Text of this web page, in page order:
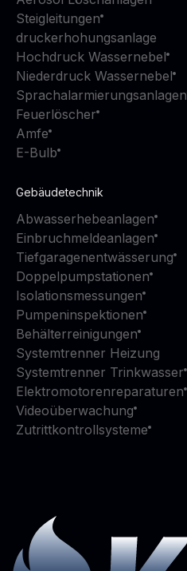
Steigleitungen
druckerhohungsanlage
Hochdruck Wassernebel
Niederdruck Wassernebel
Sprachalarmierungsanlagen
Feuerlöscher
Amfe
E-Bulb
Gebäudetechnik
Abwasserhebeanlagen
Einbruchmeldeanlagen
Tiefgaragenentwässerung
Doppelpumpstationen
Isolationsmessungen
Pumpeninspektionen
Behälterreinigungen
Systemtrenner Heizung
Systemtrenner Trinkwasser
Elektromotorenreparaturen
Videoüberwachung
Zutrittkontrollsysteme